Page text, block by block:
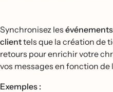
Synchronisez les
clienttels que la création de
retours pour enrichir votre
vos messages en fonction de
Exemples :